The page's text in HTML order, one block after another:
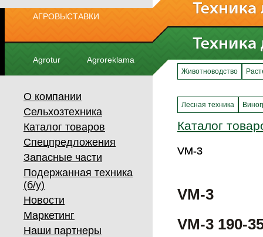
АГРОВЫСТАВКИ
Agrotur Agroreklama
О компании
Сельхозтехника
Каталог товаров
Спецпредложения
Запасные части
Подержанная техника
(б/у)
Новости
Маркетинг
Наши партнеры
Животноводство
Лесная техника
Каталог
VM-3
VM-3
VM-3
VM-3 190-